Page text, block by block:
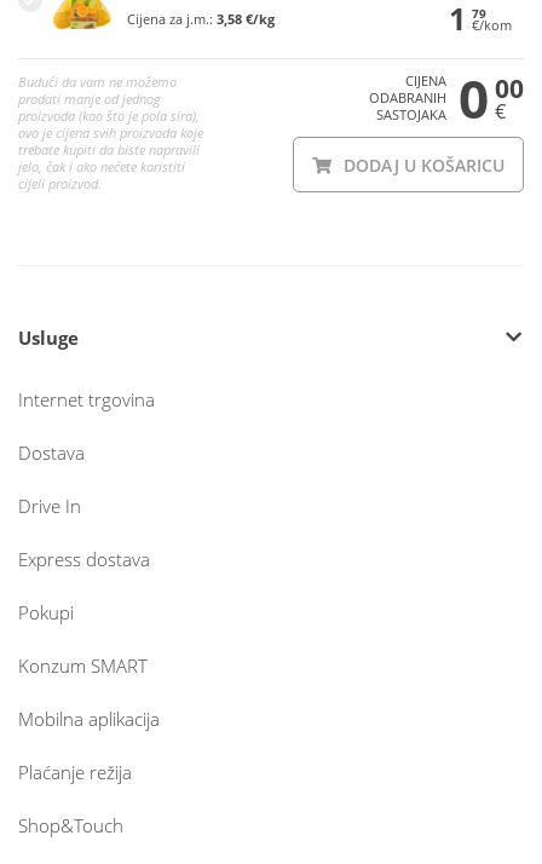
Cijena za j.m.: 3,58 €/kg 1 79
€/kom
Budući da vam ne možemo
prodati manje od jednog
proizvoda (kao što je pola sira),
ovo je cijena svih proizvoda koje
trebate kupiti da biste napravili
jelo, čak i ako nećete koristiti
cijeli proizvod.
CIJENA
ODABRANIH
SASTOJAKA
0 00
€
DODAJ U KOŠARICU
Usluge
Internet trgovina
Dostava
Drive In
Express dostava
Pokupi
Konzum SMART
Mobilna aplikacija
Plaćanje režija
Shop&Touch